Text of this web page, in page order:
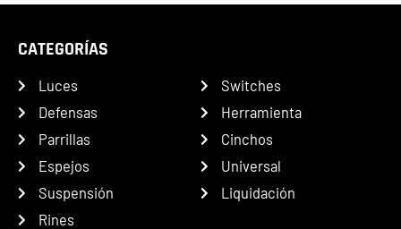
CATEGORÍAS
Luces
Defensas
Parrillas
Espejos
Suspensión
Rines
Switches
Herramienta
Cinchos
Universal
Liquidación